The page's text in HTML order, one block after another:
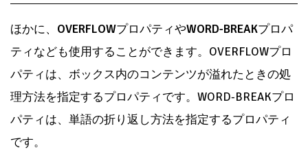
ほかに、 OVERFLOWプロパティやWORD-BREAKプロパ
ティなども使用することができます。OVERFLOWプロ
パティは、ボックス内のコンテンツが溢れたときの処
理方法を指定するプロパティです。WORD-BREAKプロ
パティは、単語の折り返し方法を指定するプロパティ
です。